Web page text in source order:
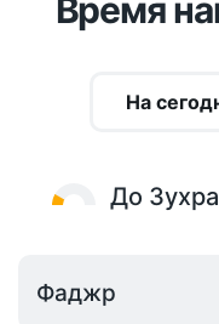
Время
На
До
Фаджр